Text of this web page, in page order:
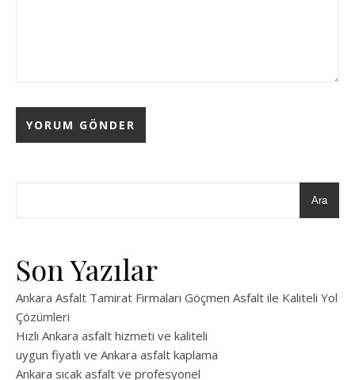
Ara
Son Yazılar
Ankara Asfalt Tamirat Firmaları Göçmen Asfalt ile Kaliteli Yol
Çözümleri
Hızlı Ankara asfalt hizmeti ve kaliteli
uygun fiyatlı ve Ankara asfalt kaplama
Ankara sıcak asfalt ve profesyonel